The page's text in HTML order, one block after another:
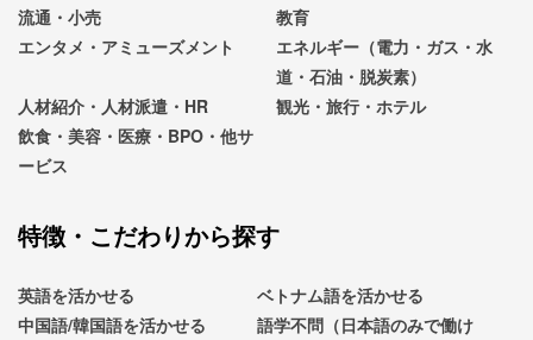
流通・小売
教育
エンタメ・アミューズメント
エネルギー（電力・ガス・水
道・石油・脱炭素）
人材紹介・人材派遣・HR
観光・旅行・ホテル
飲食・美容・医療・BPO・他サ
ービス
特徴・こだわりから探す
英語を活かせる
ベトナム語を活かせる
中国語/韓国語を活かせる
語学不問（日本語のみで働け